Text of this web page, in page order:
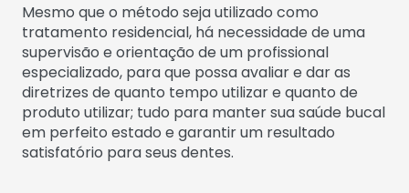
Mesmo que o método seja utilizado como
tratamento residencial, há necessidade de uma
supervisão e orientação de um profissional
especializado, para que possa avaliar e dar as
diretrizes de quanto tempo utilizar e quanto de
produto utilizar; tudo para manter sua saúde bucal
em perfeito estado e garantir um resultado
satisfatório para seus dentes.